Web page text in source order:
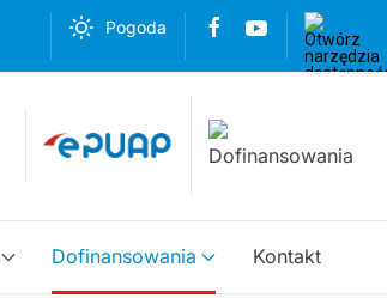
Pogoda
Dofinansowania Kontakt